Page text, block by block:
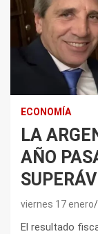
ECONOMÍA
LA
AÑO
viernes 17 enero
El resultado